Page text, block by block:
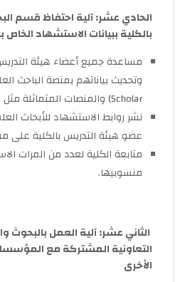
الحادي عشر: آلية احتفاظ قسم
بالكلية ببيانات الاستشهاد
مساعدة جميع أعضاء هيئة
Scholar) والمنصات المتماثلة مثل سكوبس (Scopus).
نشر روابط الاستشهاد للأبحاث
عضو هيئة التدريس بالكلية على
متابعة الكلية لعدد من المرات
منسوبيها.
الثاني عشر: آلية العمل بالبحوث
التعاونية المشتركة مع
الأخرى